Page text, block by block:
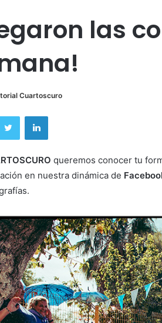
las
Cuartoscuro
Twitter LinkedIn
queremos conocer tu
en nuestra dinámica de